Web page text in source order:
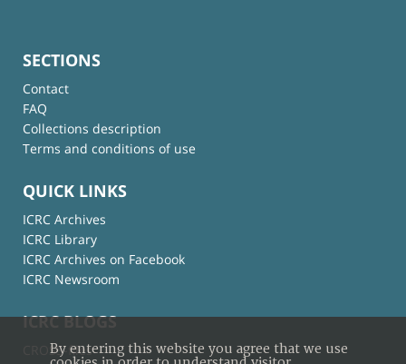
SECTIONS
Contact
FAQ
Collections description
Terms and conditions of use
QUICK LINKS
ICRC Archives
ICRC Library
ICRC Archives on Facebook
ICRC Newsroom
ICRC BLOGS
CROSS-files
By entering this website you agree that we use